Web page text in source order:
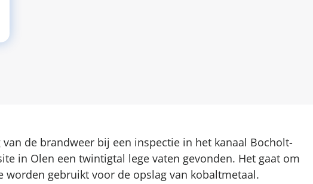
de brandweer bij een inspectie in het kanaal Bocholt-
in Olen een twintigtal lege vaten gevonden. Het gaat om
worden gebruikt voor de opslag van kobaltmetaal.